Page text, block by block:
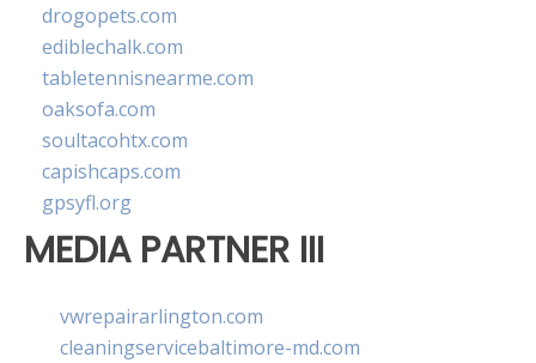
drogopets.com
ediblechalk.com
tabletennisnearme.com
oaksofa.com
soultacohtx.com
capishcaps.com
gpsyfl.org
MEDIA PARTNER III
vwrepairarlington.com
cleaningservicebaltimore-md.com